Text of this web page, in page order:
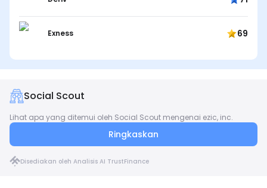
Exness 69
Social Scout
Lihat apa yang ditemui oleh Social Scout mengenai ezic, inc.
Ringkaskan
Disediakan oleh Analisis AI TrustFinance